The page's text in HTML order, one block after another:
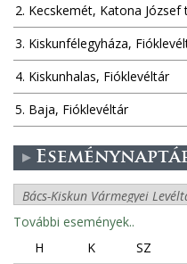
2. Kecskemét, Katona József
3. Kiskunfélegyháza,
4. Kiskunhalas, Fióklevéltár
5. Baja, Fióklevéltár
További események..
H
K SZ